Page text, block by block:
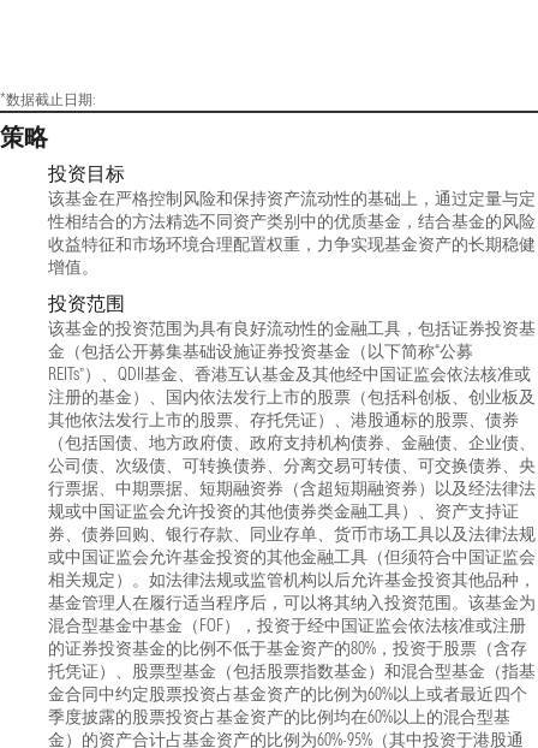
*数据截止日期:
策略
投资目标
该基金在严格控制风险和保持资产流动性的基础上，通过定量与定
性相结合的方法精选不同资产类别中的优质基金，结合基金的风险
收益特征和市场环境合理配置权重，力争实现基金资产的长期稳健
增值。
投资范围
该基金的投资范围为具有良好流动性的金融工具，包括证券投资基
金（包括公开募集基础设施证券投资基金（以下简称“公募
REITs”）、QDII基金、香港互认基金及其他经中国证监会依法核准或
注册的基金）、国内依法发行上市的股票（包括科创板、创业板及
其他依法发行上市的股票、存托凭证）、港股通标的股票、债券
（包括国债、地方政府债、政府支持机构债券、金融债、企业债、
公司债、次级债、可转换债券、分离交易可转债、可交换债券、央
行票据、中期票据、短期融资券（含超短期融资券）以及经法律法
规或中国证监会允许投资的其他债券类金融工具）、资产支持证
券、债券回购、银行存款、同业存单、货币市场工具以及法律法规
或中国证监会允许基金投资的其他金融工具（但须符合中国证监会
相关规定）。如法律法规或监管机构以后允许基金投资其他品种，
基金管理人在履行适当程序后，可以将其纳入投资范围。该基金为
混合型基金中基金（FOF），投资于经中国证监会依法核准或注册
的证券投资基金的比例不低于基金资产的80%，投资于股票（含存
托凭证）、股票型基金（包括股票指数基金）和混合型基金（指基
金合同中约定股票投资占基金资产的比例为60%以上或者最近四个
季度披露的股票投资占基金资产的比例均在60%以上的混合型基
金）的资产合计占基金资产的比例为60%-95%（其中投资于港股通